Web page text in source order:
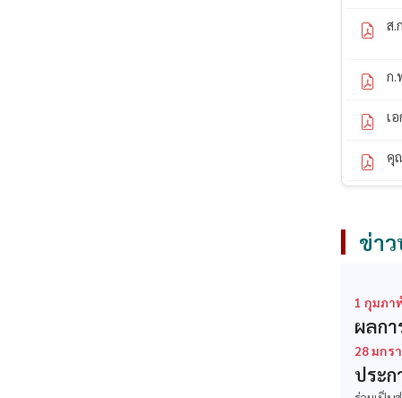
ส.
ก.
เ
คุ
ข่า
1 กุมภา
ผลก
28 มกร
ประ